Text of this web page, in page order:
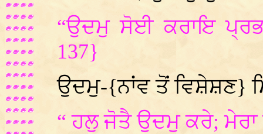
“ਉਦਮੁ ਸੋਈ ਕਰਾਇ ਪ੍ਰਭ
137}
ਉਦਮੁ-{ਨਾਂਵ ਤੋਂ ਵਿਸ਼ੇਸ਼ਣ}
“ ਹਲੁ ਜੋਤੈ ਉਦਮੁ ਕਰੇ; ਮੇਰਾ